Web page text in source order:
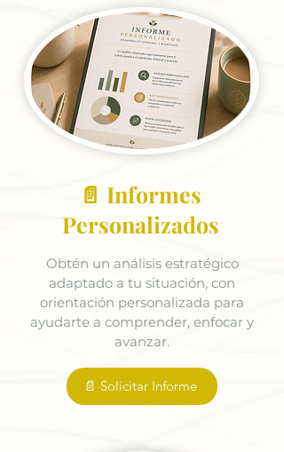
📄 Informes
Personalizados
Obtén un análisis estratégico
adaptado a tu situación, con
orientación personalizada para
ayudarte a comprender, enfocar y
avanzar.
📄 Solicitar Informe